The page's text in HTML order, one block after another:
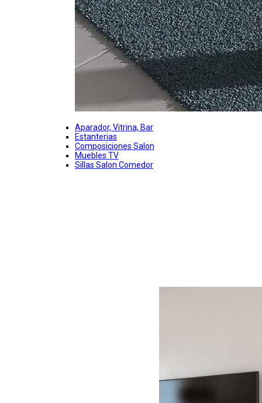
Aparador, Vitrina, Bar
Estanterias
Composiciones Salon
Muebles TV
Sillas Salon Comedor